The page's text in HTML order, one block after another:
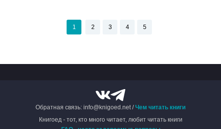
1 2 3 4 5
Обратная связь: info@knigoed.net /Чем читать книги
Книгоед - тот, кто много читает, любит читать книги